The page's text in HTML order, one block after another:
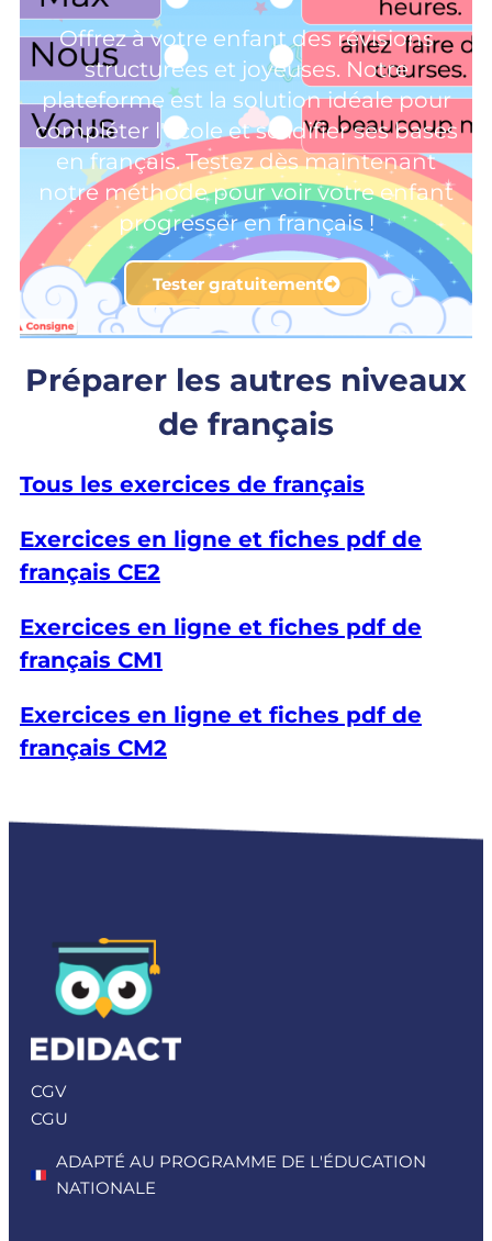
Offrez à votre enfant des révisions
structurées et joyeuses. Notre
plateforme est la solution idéale pour
compléter l'école et solidifier ses bases
en français. Testez dès maintenant
notre méthode pour voir votre enfant
progresser en français !
Tester gratuitement
Préparer les autres niveaux
de français
Tous les exercices de français
Exercices en ligne et fiches pdf de
français CE2
Exercices en ligne et fiches pdf de
français CM1
Exercices en ligne et fiches pdf de
français CM2
CGV
CGU
ADAPTÉ AU PROGRAMME DE L'ÉDUCATION
NATIONALE